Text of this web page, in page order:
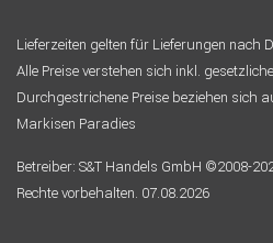
Lieferzeiten gelten für Lieferungen nach
Alle Preise verstehen sich inkl.
Durchgestrichene Preise beziehen sich
Markisen Paradies
Betreiber: S&T Handels GmbH ©2008-
Rechte vorbehalten. 07.08.2026